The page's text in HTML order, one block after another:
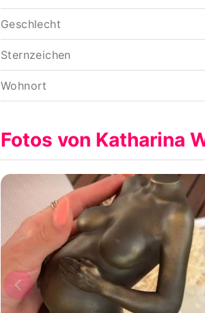
Geschlecht
Sternzeichen
Wohnort
Fotos von Katharina